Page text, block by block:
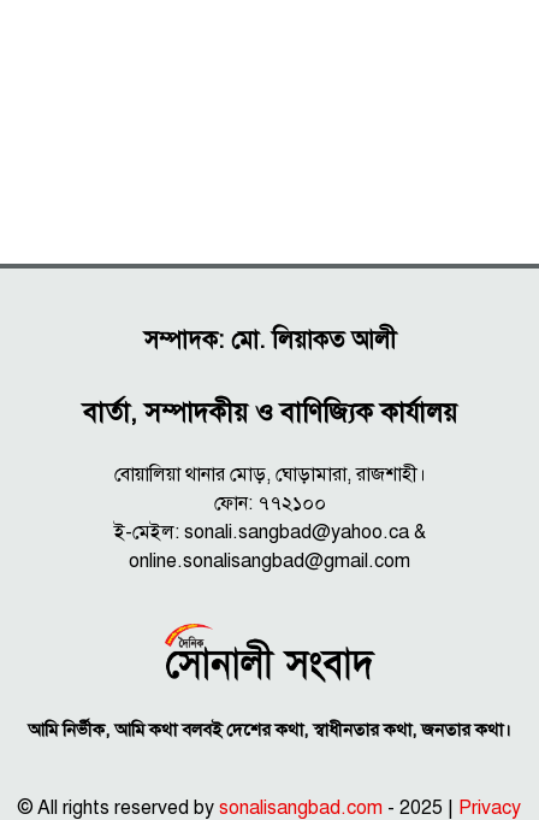
সম্পাদক: মো. লিয়াকত আলী
বার্তা, সম্পাদকীয় ও বাণিজ্যিক কার্যালয়
বোয়ালিয়া থানার মোড়, ঘোড়ামারা, রাজশাহী।
ফোন: ৭৭২১০০
ই-মেইল: sonali.sangbad@yahoo.ca &
online.sonalisangbad@gmail.com
আমি নির্ভীক, আমি কথা বলবই দেশের কথা, স্বাধীনতার কথা, জনতার কথা।
© All rights reserved by sonalisangbad.com - 2025 | Privacy